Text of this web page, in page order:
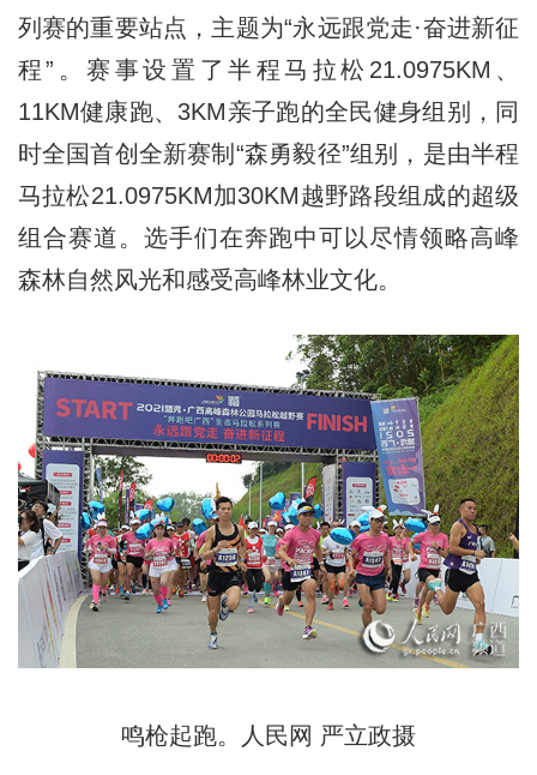
列赛的重要站点，主题为“永远跟党走·奋进新征
程”。赛事设置了半程马拉松21.0975KM、
11KM健康跑、3KM亲子跑的全民健身组别，同
时全国首创全新赛制“森勇毅径”组别，是由半程
马拉松21.0975KM加30KM越野路段组成的超级
组合赛道。选手们在奔跑中可以尽情领略高峰
森林自然风光和感受高峰林业文化。
鸣枪起跑。人民网 严立政摄